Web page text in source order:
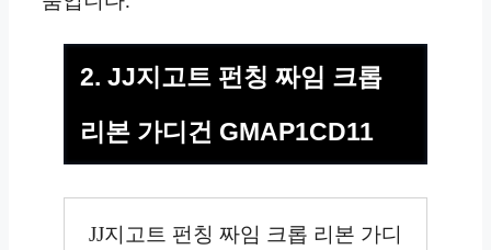
2. JJ지고트 펀칭 짜임 크롭
리본 가디건 GMAP1CD11
JJ지고트 펀칭 짜임 크롭 리본 가디